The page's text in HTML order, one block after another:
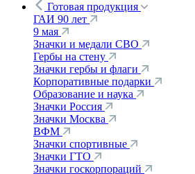
Готовая продукция
ГАИ 90 лет
9 мая
Значки и медали СВО
Гербы на стену
Значки гербы и флаги
Корпоративные подарки
Образование и наука
Значки Россия
Значки Москва
ВФМ
Значки спортивные
Значки ГТО
Значки госкорпораций